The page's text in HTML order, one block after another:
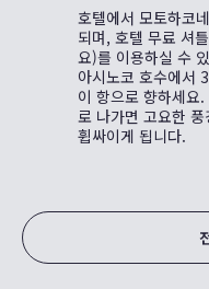
호텔에서 모토하코
되며, 호텔 무료 셔
요)를 이용하실 수
아시노코 호수에서
이 항으로 향하세요
로 나가면 고요한
휩싸이게 됩니다.